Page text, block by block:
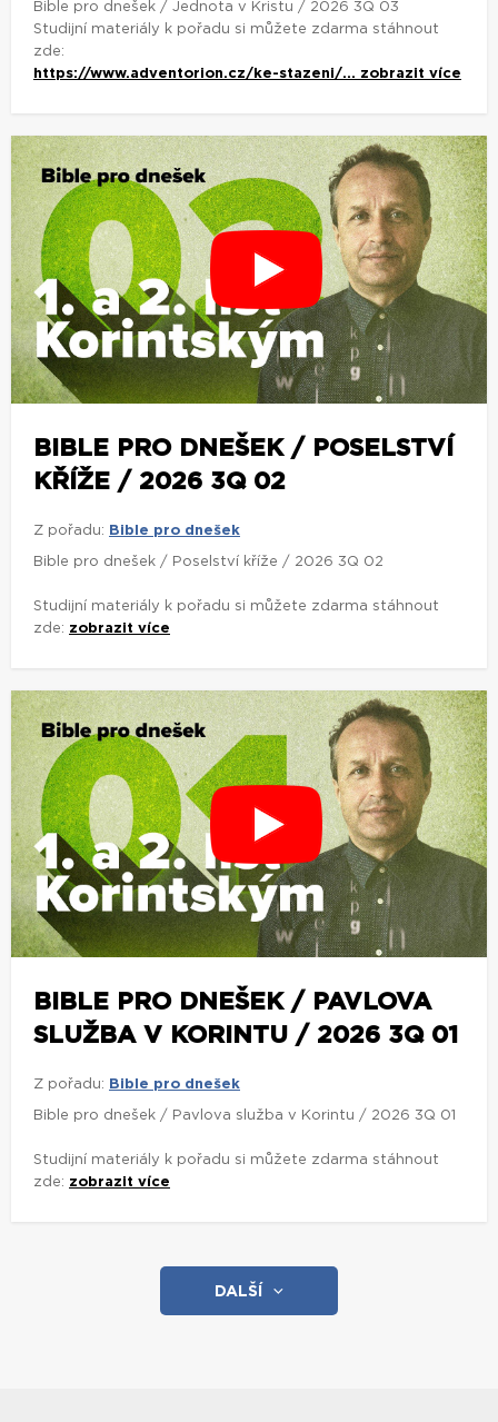
Bible pro dnešek / Jednota v Kristu / 2026 3Q 03
Studijní materiály k pořadu si můžete zdarma stáhnout
zde:
https://www.adventorion.cz/ke-stazeni/... zobrazit více
BIBLE PRO DNEŠEK / POSELSTVÍ
KŘÍŽE / 2026 3Q 02
Z pořadu: Bible pro dnešek
Bible pro dnešek / Poselství kříže / 2026 3Q 02
Studijní materiály k pořadu si můžete zdarma stáhnout
zde: zobrazit více
BIBLE PRO DNEŠEK / PAVLOVA
SLUŽBA V KORINTU / 2026 3Q 01
Z pořadu: Bible pro dnešek
Bible pro dnešek / Pavlova služba v Korintu / 2026 3Q 01
Studijní materiály k pořadu si můžete zdarma stáhnout
zde: zobrazit více
DALŠÍ